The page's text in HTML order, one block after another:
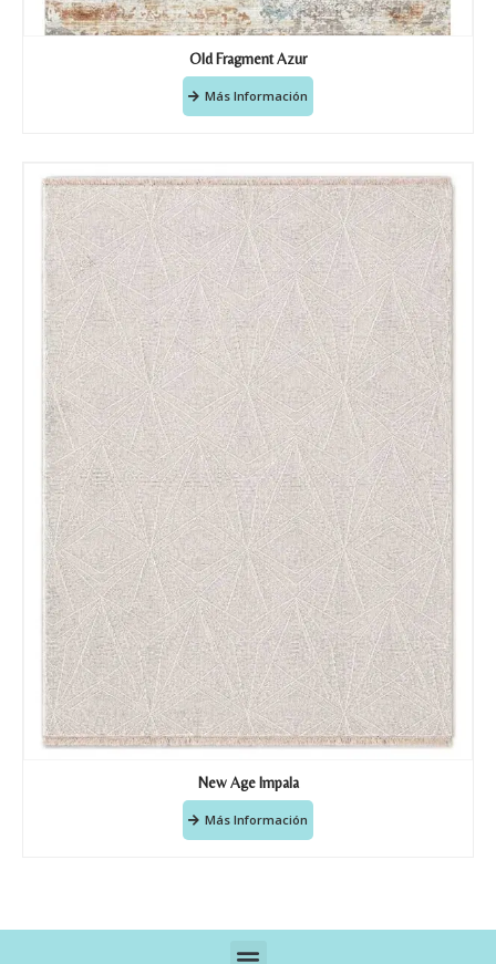
Old Fragment Azur
Más Información
New Age Impala
Más Información